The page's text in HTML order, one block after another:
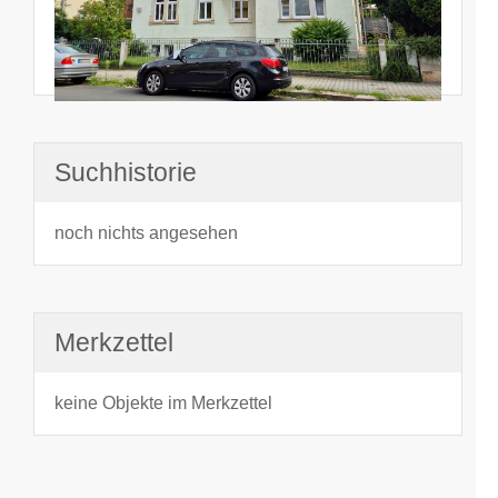
Suchhistorie
noch nichts angesehen
Merkzettel
keine Objekte im Merkzettel